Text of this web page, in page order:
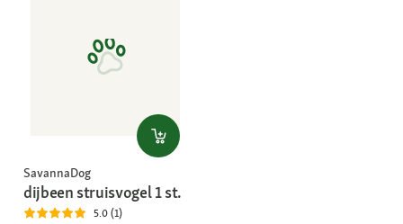
SavannaDog
dijbeen struisvogel 1 st.
5.0 (1)